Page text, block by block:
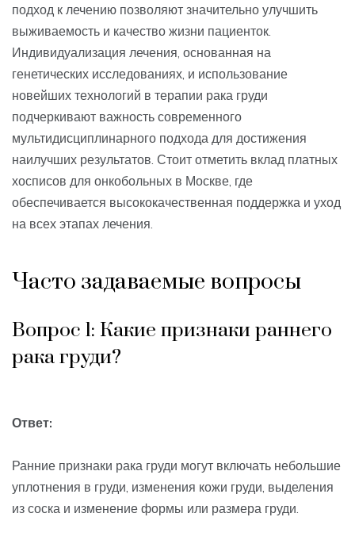
подход к лечению позволяют значительно улучшить
выживаемость и качество жизни пациенток.
Индивидуализация лечения, основанная на
генетических исследованиях, и использование
новейших технологий в терапии рака груди
подчеркивают важность современного
мультидисциплинарного подхода для достижения
наилучших результатов. Стоит отметить вклад платных
хосписов для онкобольных в Москве, где
обеспечивается высококачественная поддержка и уход
на всех этапах лечения.
Часто задаваемые вопросы
Вопрос 1: Какие признаки раннего
рака груди?
Ответ:
Ранние признаки рака груди могут включать небольшие
уплотнения в груди, изменения кожи груди, выделения
из соска и изменение формы или размера груди.